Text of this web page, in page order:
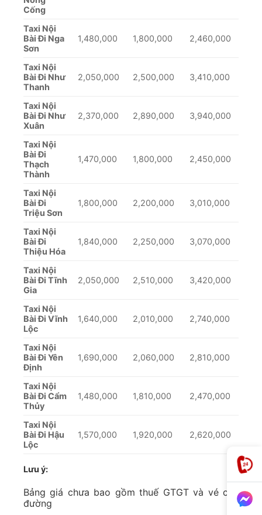
Cống
Taxi Nội
Bài Đi Nga
Sơn
1,480,000 1,800,000 2,460,000
Taxi Nội
Bài Đi Như
Thanh
2,050,000 2,500,000 3,410,000
Taxi Nội
Bài Đi Như
Xuân
2,370,000 2,890,000 3,940,000
Taxi Nội
Bài Đi
Thạch
Thành
1,470,000 1,800,000 2,450,000
Taxi Nội
Bài Đi
Triệu Sơn
1,800,000 2,200,000 3,010,000
Taxi Nội
Bài Đi
Thiệu Hóa
1,840,000 2,250,000 3,070,000
Taxi Nội
Bài Đi Tĩnh
Gia
2,050,000 2,510,000 3,420,000
Taxi Nội
Bài Đi Vĩnh
Lộc
1,640,000 2,010,000 2,740,000
Taxi Nội
Bài Đi Yên
Định
1,690,000 2,060,000 2,810,000
Taxi Nội
Bài Đi Cẩm
Thủy
1,480,000 1,810,000 2,470,000
Taxi Nội
Bài Đi Hậu
Lộc
1,570,000 1,920,000 2,620,000
Lưu ý:
Bảng giá chưa bao gồm thuế GTGT và vé cầu
đường